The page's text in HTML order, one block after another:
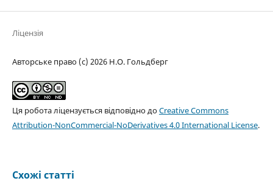
Ліцензія
Авторське право (c) 2026 Н.О. Гольдберг
Ця робота ліцензується відповідно доCreative Commons
Attribution-NonCommercial-NoDerivatives 4.0 International License.
Схожі статті